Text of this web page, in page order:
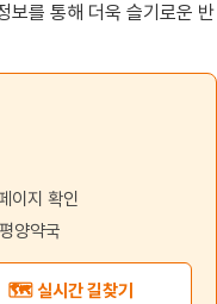
보를 통해 더욱 슬기로운 반
이지 확인
양약국
🗺️ 실시간 길찾기